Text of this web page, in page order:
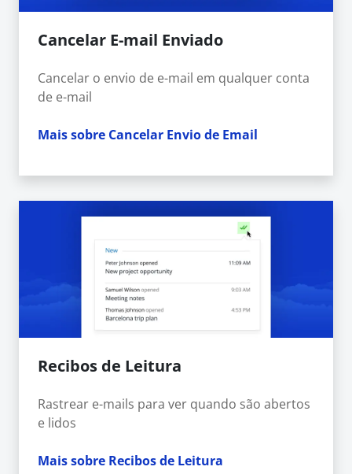
Cancelar E-mail Enviado
Cancelar o envio de e-mail em qualquer conta
de e-mail
Mais sobre Cancelar Envio de Email
Recibos de Leitura
Rastrear e-mails para ver quando são abertos
e lidos
Mais sobre Recibos de Leitura